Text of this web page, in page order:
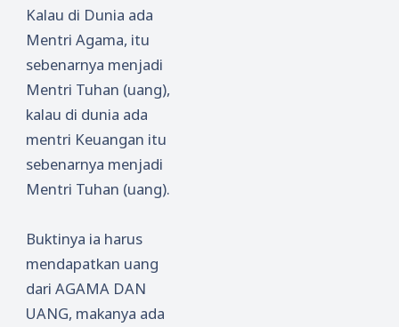
Kalau di Dunia ada
Mentri Agama, itu
sebenarnya menjadi
Mentri Tuhan (uang),
kalau di dunia ada
mentri Keuangan itu
sebenarnya menjadi
Mentri Tuhan (uang).
Buktinya ia harus
mendapatkan uang
dari AGAMA DAN
UANG, makanya ada